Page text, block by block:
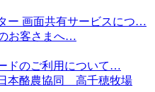
ー 画面共有サービスにつ…
お客さまへ…
ドのご利用について…
本酪農協同 高千穂牧場